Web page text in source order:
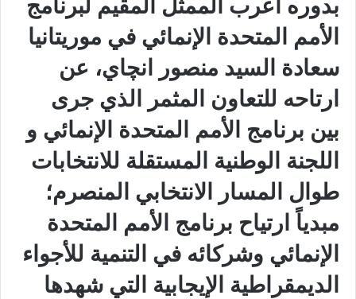
بدوره أعرب الممثل المقيم لبرنامج
الأمم المتحدة الإنمائي في موريتانيا
سعادة السيد منصور انچاي، عن
ارتاحه للتعاون المثمر الذي جرى
بين برنامج الأمم المتحدة الإنمائي و
اللجنة الوطنية المستقلة للانتخابات
طوال المسار الانتخابي المنصرم؛
مبدياً ارتياح برنامج الأمم المتحدة
الإنمائي وشركائه في التنمية للأجواء
الديمقراطية الإيجابية التي شهدها